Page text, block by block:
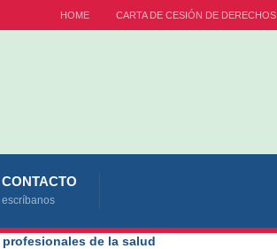
HOME CARTA DE CESIÓN DE DERECHOS
CONTACTO
escríbanos
de la salud